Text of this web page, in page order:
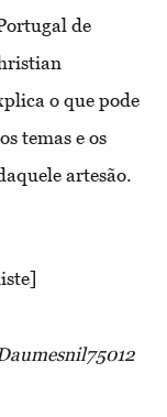
de
o que pode
temas e os
artesão.
75012